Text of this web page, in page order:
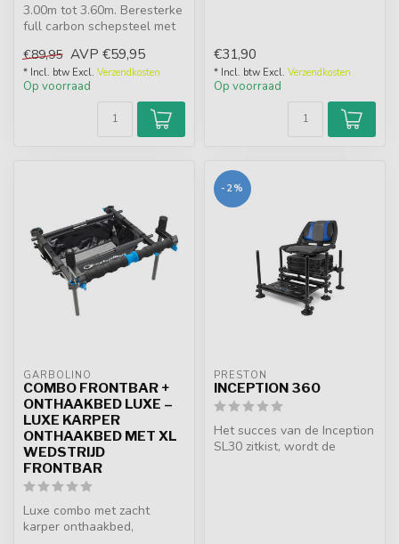
3.00m tot 3.60m. Beresterke
full carbon schepsteel met
€89,95 AVP €59,95
* Incl. btw Excl. Verzendkosten
Op voorraad
€31,90
* Incl. btw Excl. Verzendkosten
Op voorraad
GARBOLINO
COMBO FRONTBAR +
ONTHAAKBED LUXE –
LUXE KARPER
ONTHAAKBED MET XL
WEDSTRIJD
FRONTBAR
Luxe combo met zacht
karper onthaakbed,
-2%
PRESTON
INCEPTION 360
Het succes van de Inception
SL30 zitkist, wordt de